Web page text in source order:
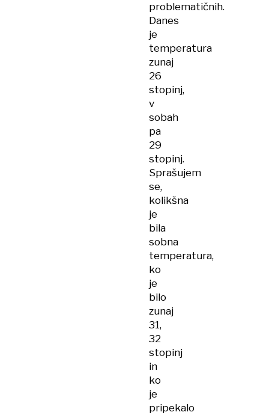
problematičnih.
Danes
je
temperatura
zunaj
26
stopinj,
v
sobah
pa
29
stopinj.
Sprašujem
se,
kolikšna
je
bila
sobna
temperatura,
ko
je
bilo
zunaj
31,
32
stopinj
in
ko
je
pripekalo